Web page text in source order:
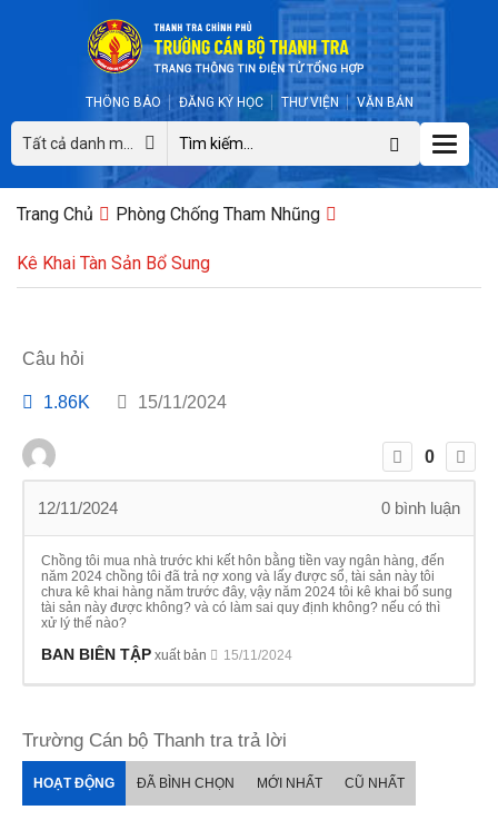
THÔNG BÁO ĐĂNG KÝ HỌC THƯ VIỆN VĂN BẢN
Tất cả danh mục
Toggle
Trang Chủ Phòng Chống Tham Nhũng
Kê Khai Tàn Sản Bổ Sung
Câu hỏi
1.86K 15/11/2024
0
12/11/2024 0 bình luận
Chồng tôi mua nhà trước khi kết hôn bằng tiền vay ngân hàng, đến
năm 2024 chồng tôi đã trả nợ xong và lấy được sổ, tài sản này tôi
chưa kê khai hàng năm trước đây, vậy năm 2024 tôi kê khai bổ sung
tài sản này được không? và có làm sai quy định không? nếu có thì
xử lý thế nào?
BAN BIÊN TẬP xuất bản 15/11/2024
Trường Cán bộ Thanh tra trả lời
HOẠT ĐỘNG ĐÃ BÌNH CHỌN MỚI NHẤT CŨ NHẤT